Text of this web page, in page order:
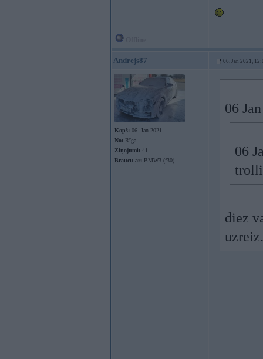
Andrejs87 06. Jan 2021,
Kopš: 06. Jan 2021
No: Rīga
Ziņojumi: 41
Braucu ar: BMW3 (f30)
06
06
diez